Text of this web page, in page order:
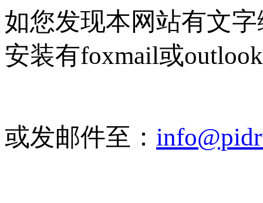
如您发现本网站有文
安装有foxmail或
或发邮件至：